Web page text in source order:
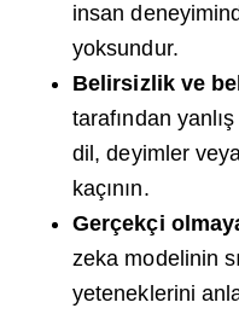
insan
yoksundur.
Belirsizlik ve
tarafından
dil, deyimler
kaçının.
Gerçekçi
zeka modelinin
yeteneklerini